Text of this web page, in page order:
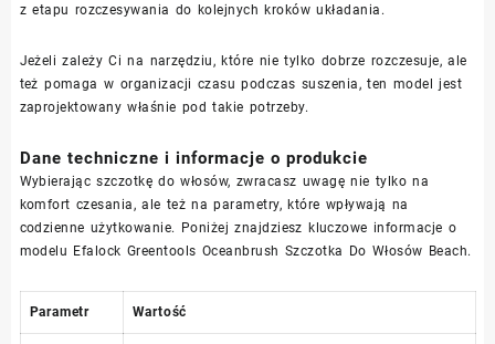
z etapu rozczesywania do kolejnych kroków układania.
Jeżeli zależy Ci na narzędziu, które nie tylko dobrze rozczesuje, ale
też pomaga w organizacji czasu podczas suszenia, ten model jest
zaprojektowany właśnie pod takie potrzeby.
Dane techniczne i informacje o produkcie
Wybierając szczotkę do włosów, zwracasz uwagę nie tylko na
komfort czesania, ale też na parametry, które wpływają na
codzienne użytkowanie. Poniżej znajdziesz kluczowe informacje o
modelu Efalock Greentools Oceanbrush Szczotka Do Włosów Beach.
Parametr Wartość